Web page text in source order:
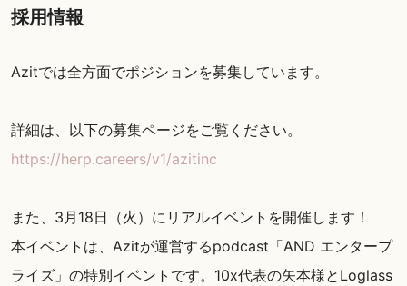
採用情報
Azitでは全方面でポジションを募集しています。
詳細は、以下の募集ページをご覧ください。
https://herp.careers/v1/azitinc
また、3月18日（火）にリアルイベントを開催します！
本イベントは、 Azitが運営するpodcast「AND エンタープ
ライズ」の特別イベントです。10x代表の矢本様とLoglass